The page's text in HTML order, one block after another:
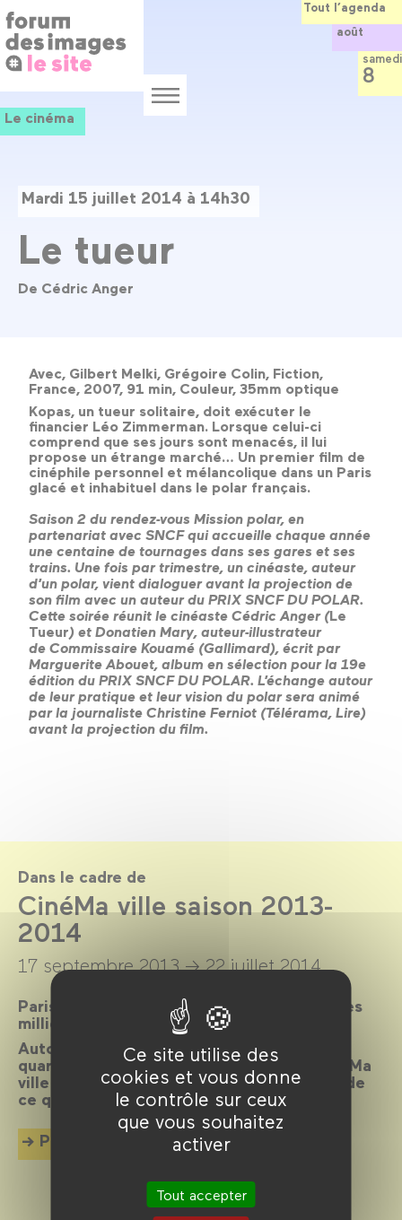
Ce site utilise des
cookies et vous donne
le contrôle sur ceux
que vous souhaitez
activer
Tout accepter
au
contenu
principal
Menu
Le cinéma
Mardi 15 juillet 2014 à 14h30
Le tueur
De Cédric Anger
Avec, Gilbert Melki, Grégoire Colin, Fiction,
France, 2007, 91 min, Couleur, 35mm optique
Kopas, un tueur solitaire, doit exécuter le
financier Léo Zimmerman. Lorsque celui-ci
comprend que ses jours sont menacés, il lui
propose un étrange marché… Un premier film de
cinéphile personnel et mélancolique dans un Paris
glacé et inhabituel dans le polar français.
Saison 2 du rendez-vous Mission polar, en
partenariat avec SNCF qui accueille chaque année
une centaine de tournages dans ses gares et ses
trains. Une fois par trimestre, un cinéaste, auteur
d’un polar, vient dialoguer avant la projection de
son film avec un auteur du PRIX SNCF DU POLAR.
Cette soirée réunit le cinéaste Cédric Anger (Le
Tueur) et Donatien Mary, auteur-illustrateur
de Commissaire Kouamé (Gallimard), écrit par
Marguerite Abouet, album en sélection pour la 19e
édition du PRIX SNCF DU POLAR. L’échange autour
de leur pratique et leur vision du polar sera animé
par la journaliste Christine Ferniot (Télérama, Lire)
avant la projection du film.
Dans le cadre de
CinéMa ville saison 2013-
2014
17 septembre 2013 → 22 juillet 2014
Paris, ville lumière, ville cinéma, a inspiré des
milliers de films.
Autour d’un réalisateur, d’un acteur, d’un
quartier, d’une époque ou d’un thème, CinéMa
ville propose chaque mois une exploration de
ce qui palpite dans la cité.
Plus d'info
Tout l’agenda
août
samedi
8